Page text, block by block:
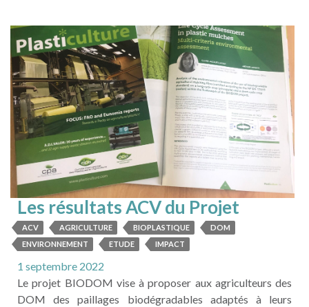
changement d'échelle (entre le labo et les unités agricoles
actuellement développées) avec des programmes ...
LIRE LA SUITE
Les résultats ACV du Projet
BIODOM sont à l'honneur dans
Le
magazine PLASTICULTURE N°14
1 📚 ‼
ACV AGRICULTURE BIOPLASTIQUE
DOM
ENVIRONNEMENT
ETUDE IMPACT
1 septembre 2022
Le projet BIODOM vise à proposer aux agriculteurs des
DOM des paillages biodégradables adaptés à leurs